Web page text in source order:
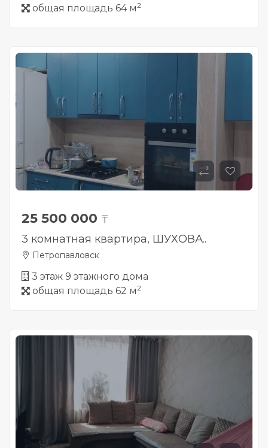
общая площадь 64 м2
25 500 000 ₸
3 комнатная квартира, ШУХОВА..
Петропавловск
3 этаж 9 этажного дома
общая площадь 62 м2